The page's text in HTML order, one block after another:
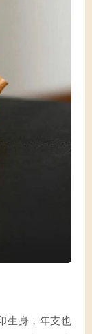
生身，年支也